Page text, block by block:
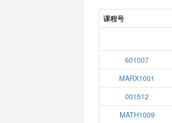
课程号
601007
MARX1001
001512
MATH1009